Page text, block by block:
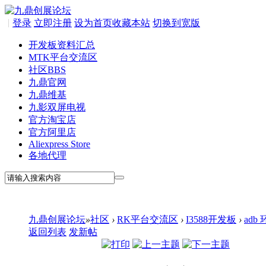
登录
| 立即注册 设为首页收藏本站 切换到宽版
开发板资料汇总
MTK平台交流区
社区BBS
九鼎官网
九鼎维基
九影双屏电视
官方淘宝店
官方阿里店
Aliexpress Store
各地代理
九鼎创展论坛»社区 › RK平台交流区 › I3588开发板 › adb
返回列表 发新帖